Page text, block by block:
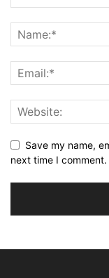
Save my name,
next time I comment.